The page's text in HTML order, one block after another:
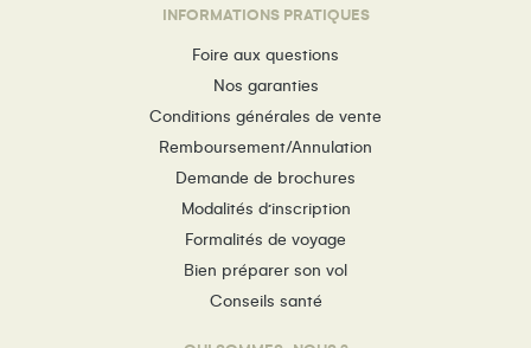
INFORMATIONS PRATIQUES
Foire aux questions
Nos garanties
Conditions générales de vente
Remboursement/Annulation
Demande de brochures
Modalités d’inscription
Formalités de voyage
Bien préparer son vol
Conseils santé